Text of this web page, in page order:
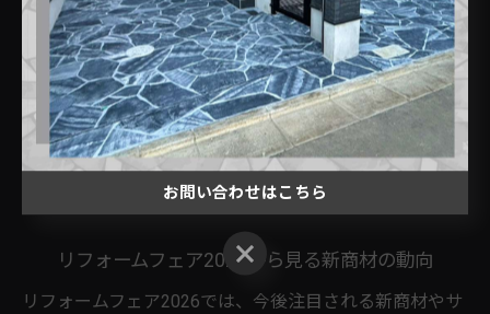
や安全性を実感できるようになりました。
イベント参加時は、気になる製品や施工方法の実演を積
極的に見学し、専門スタッフへの質問も行いましょう。
新技術は施工実績やアフターサポートも重要な判断材料
となるため、情報収集を怠らないことが成功へのポイン
リフォームフェア2026から見る新商材の動向
リフォームフェア2026では、今後注目される新商材やサ
お問い合わせはこちら
お問い合わせはこちら